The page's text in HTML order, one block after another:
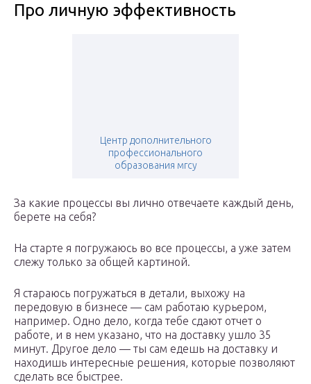
Про личную эффективность
Центр дополнительного
профессионального
образования мгсу
За какие процессы вы лично отвечаете каждый день,
берете на себя?
На старте я погружаюсь во все процессы, а уже затем
слежу только за общей картиной.
Я стараюсь погружаться в детали, выхожу на
передовую в бизнесе — сам работаю курьером,
например. Одно дело, когда тебе сдают отчет о
работе, и в нем указано, что на доставку ушло 35
минут. Другое дело — ты сам едешь на доставку и
находишь интересные решения, которые позволяют
сделать все быстрее.